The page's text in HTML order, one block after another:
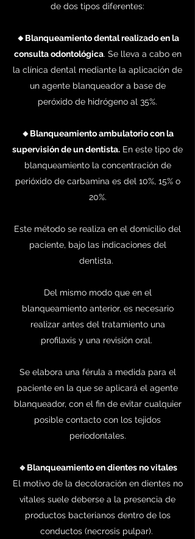
de dos tipos diferentes:
🔸Blanqueamiento dental realizado en la
consulta odontológica. Se lleva a cabo en
la clínica dental mediante la aplicación de
un agente blanqueador a base de
peróxido de hidrógeno al 35%.
🔸Blanqueamiento ambulatorio con la
supervisión de un dentista. En este tipo de
blanqueamiento la concentración de
perióxido de carbamina es del 10%, 15% o
20%.
Este método se realiza en el domicilio del
paciente, bajo las indicaciones del
dentista.
Del mismo modo que en el
blanqueamiento anterior, es necesario
realizar antes del tratamiento una
profilaxis y una revisión oral.
Se elabora una férula a medida para el
paciente en la que se aplicará el agente
blanqueador, con el fin de evitar cualquier
posible contacto con los tejidos
periodontales.
🔹Blanqueamiento en dientes no vitales
El motivo de la decoloración en dientes no
vitales suele deberse a la presencia de
productos bacterianos dentro de los
conductos (necrosis pulpar).